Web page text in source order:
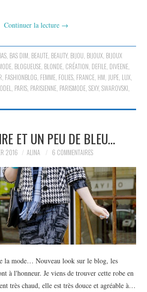
Continuer la lecture →
, BAS DIM, BEAUTE, BEAUTY, BIJOU, BIJOUX, BIJOUX
, BLOGUEUSE, BLONDE, CRÉATION, DEFILE, DIVEENE,
, FASHIONBLOG, FEMME, FOLIES, FRANCE, HM, JUPE, LUX,
, PARIS, PARISIENNE, PARISMODE,SEXY,SWAROVSKI,
ET UN PEU DE BLEU…
2016 ALINA 6 COMMENTAIRES
la mode… Nouveau look sur le blog, les
à l'honneur. Je viens de trouver cette robe en
très chaud, elle est très douce et agréable à…